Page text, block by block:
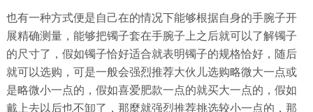
也有一种方式便是自己在的情况下能够根据自身的手腕子开
展精确测量，能够把镯子套在手腕子上之后就可以了解镯子
的尺寸了，假如镯子恰好适合就表明镯子的规格恰好，随后
就可以选购，可是一般会强烈推荐大伙儿选购略微大一点或
是略微小一点的，假如喜爱肥款一点的就买大一点的，假如
戴上去以后也不卸了，那麼就强烈推荐挑选较小一点的，那